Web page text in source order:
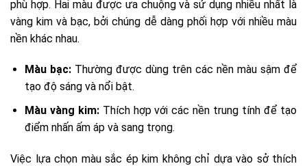
phù hợp. Hai màu được ưa chuộng và sử dụng nhiều nhất là
vàng kim và bạc, bởi chúng dễ dàng phối hợp với nhiều màu
nền khác nhau.
Màu bạc:Thường được dùng trên các nền màu sậm để
tạo độ sáng và nổi bật.
Màu vàng kim:Thích hợp với các nền trung tính để tạo
điểm nhấn ấm áp và sang trọng.
Việc lựa chọn màu sắc ép kim không chỉ dựa vào sở thích